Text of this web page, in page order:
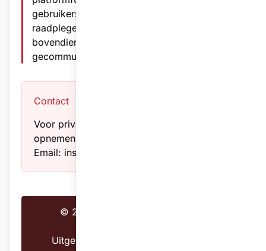
gebruikers deze pagina regelmatig te
raadplegen. Belangrijke wijzigingen zullen
bovendien via het platform worden
gecommuniceerd.
Contact
Voor privacyvragen kunt u contact
opnemen met: KBBB Antwerpen
Email: inschrijvingen@kbbbantwerpen.be
© 2025 Triomphix - Alle rechten
Uitgevoerd in overeenstemming met